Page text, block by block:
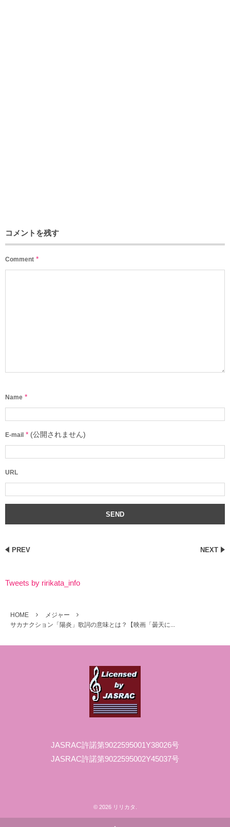
コメントを残す
Comment *
Name *
E-mail * (公開されません)
URL
PREV NEXT
Tweets by ririkata_info
HOME
メジャー
サカナクション「陽炎」歌詞の意味とは？【映画「曇天に...
JASRAC許諾第9022595001Y38026号
JASRAC許諾第9022595002Y45037号
© 2026 リリカタ